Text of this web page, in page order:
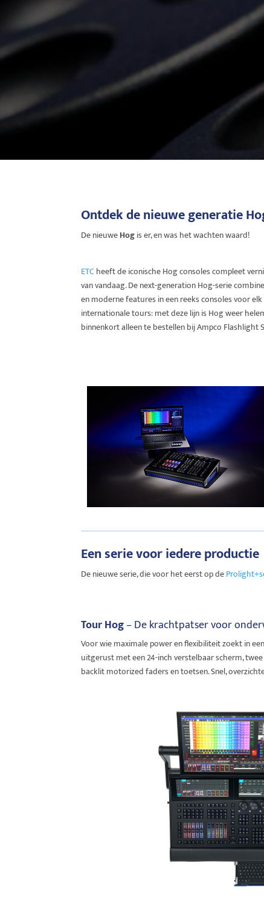
Ontdek de nieuwe generatie
De nieuweHogis er, en was het wachten waard!
ETCheeft de iconische Hog consoles compleet
van vandaag. De next-generation Hog-serie
en moderne features in een reeks consoles voor
internationale tours: met deze lijn is Hog weer
binnenkort alleen te bestellen bij Ampco Flashlight
Een serie voor iedere productie
De nieuwe serie, die voor het eerst op de
Tour Hog– De krachtpatser voor
Voor wie maximale power en flexibiliteit zoekt in
uitgerust met een 24-inch verstelbaar scherm,
backlit motorized faders en toetsen. Snel,